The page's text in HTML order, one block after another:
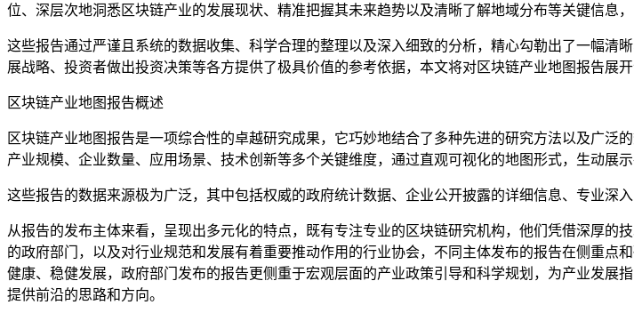
位、深层次地洞悉区块链产业的发展现状、精准把握其未来趋势以及清晰了解地域分布等关键信息
这些报告通过严谨且系统的数据收集、科学合理的整理以及深入细致的分析，精心勾勒出了一幅
展战略、投资者做出投资决策等各方提供了极具价值的参考依据，本文将对区块链产业地图报告展
区块链产业地图报告概述
区块链产业地图报告是一项综合性的卓越研究成果，它巧妙地结合了多种先进的研究方法以及广
产业规模、企业数量、应用场景、技术创新等多个关键维度，通过直观可视化的地图形式，生动展
这些报告的数据来源极为广泛，其中包括权威的政府统计数据、企业公开披露的详细信息、专业深
从报告的发布主体来看，呈现出多元化的特点，既有专注专业的区块链研究机构，他们凭借深厚
的政府部门，以及对行业规范和发展有着重要推动作用的行业协会，不同主体发布的报告在侧重
健康、稳健发展，政府部门发布的报告更侧重于宏观层面的产业政策引导和科学规划，为产业发
提供前沿的思路和方向。